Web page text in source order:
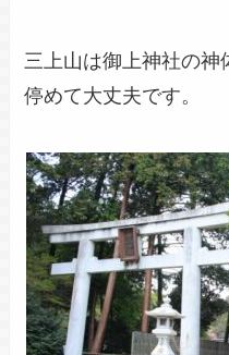
三上山は御上神社の神
停めて大丈夫です。